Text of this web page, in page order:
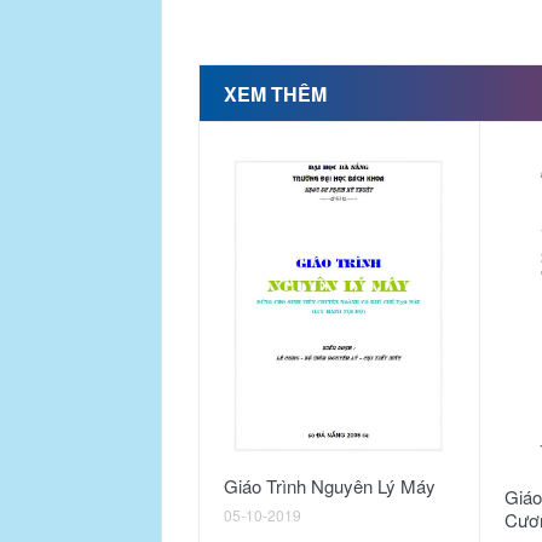
XEM THÊM
Giáo Trình Nguyên Lý Máy
05-10-2019